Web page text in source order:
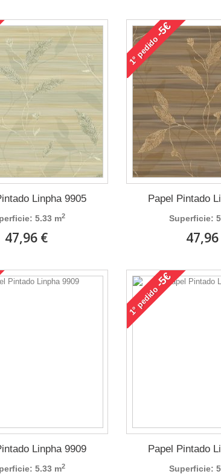
Linpha 9905
5.33 m2
47,96 €
1°
pedido
-5€
Papel Pintado
Superficie:
Linpha 9909
5.33 m2
1°
pedido
-5€
Papel Pintado
Superficie: